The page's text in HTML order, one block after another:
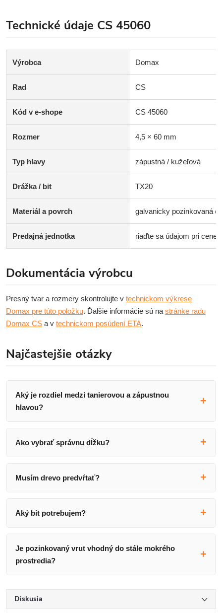
Technické údaje CS 45060
Výrobca Domax
Rad CS
Kód v e-shope CS 45060
Rozmer 4,5 × 60 mm
Typ hlavy zápustná / kužeľová
Drážka / bit TX20
Materiál a povrch galvanicky pozinkovaná
Predajná jednotka riaďte sa údajom pri cene
Dokumentácia výrobcu
Presný tvar a rozmery skontrolujte v technickom výkrese
Domax pre túto položku. Ďalšie informácie sú na stránke radu
Domax CS a v technickom posúdení ETA.
Najčastejšie otázky
Aký je rozdiel medzi tanierovou a zápustnou
hlavou?
Ako vybrať správnu dĺžku?
Musím drevo predvŕtať?
Aký bit potrebujem?
Je pozinkovaný vrut vhodný do stále mokrého
prostredia?
Diskusia